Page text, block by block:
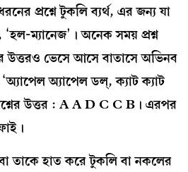
প্রশ্নে টুকলি ব্যর্থ, এর জন্য যা
ম্যানেজ’। অনেক সময় প্রশ্ন
উত্তরও ভেসে আসে বাতাসে অভিনব
অ্যাপেল ডল্, ক্যাট ক্যাট
উত্তর : A A D C C B। এরপর
তাকে হাত করে টুকলি বা নকলের